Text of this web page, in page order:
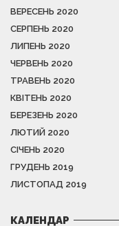
ВЕРЕСЕНЬ 2020
СЕРПЕНЬ 2020
ЛИПЕНЬ 2020
ЧЕРВЕНЬ 2020
ТРАВЕНЬ 2020
КВІТЕНЬ 2020
БЕРЕЗЕНЬ 2020
ЛЮТИЙ 2020
СІЧЕНЬ 2020
ГРУДЕНЬ 2019
ЛИСТОПАД 2019
КАЛЕНДАР